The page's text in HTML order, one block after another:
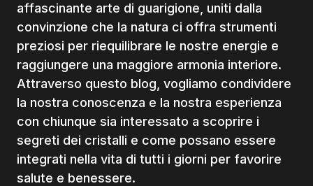
affascinante arte di guarigione, uniti dalla
convinzione che la natura ci offra strumenti
preziosi per riequilibrare le nostre energie e
raggiungere una maggiore armonia interiore.
Attraverso questo blog, vogliamo condividere
la nostra conoscenza e la nostra esperienza
con chiunque sia interessato a scoprire i
segreti dei cristalli e come possano essere
integrati nella vita di tutti i giorni per favorire
salute e benessere.